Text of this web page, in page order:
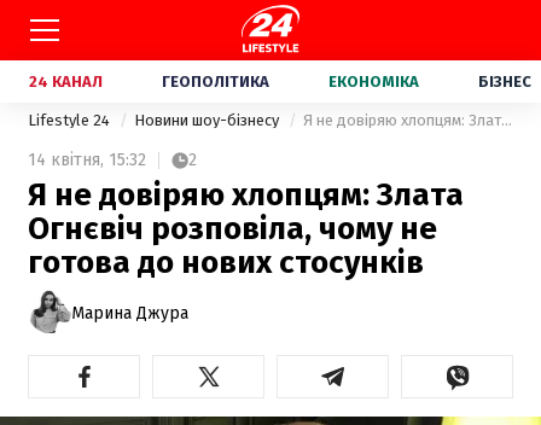
24 КАНАЛ ГЕОПОЛІТИКА ЕКОНОМІКА БІЗНЕС
Lifestyle 24 Новини шоу-бізнесу Я не довіряю хлопцям: Злата Огнєвіч розповіла, чому не готова до нових стосунків
14 квітня, 15:32 2
Я не довіряю хлопцям: Злата
Огнєвіч розповіла, чому не
готова до нових стосунків
Марина Джура